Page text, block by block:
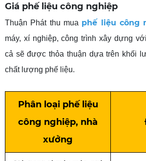
Giá phế liệu công nghiệp
Thuận Phát thu mua phế liệu công
máy, xí nghiệp, công trình xây dựng
cả sẽ được thỏa thuận dựa trên khối
chất lượng phế liệu.
Phânloại phế liệu
công nghiệp, nhà
xưởng